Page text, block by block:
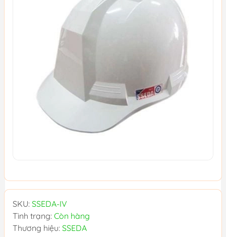
SKU: SSEDA-IV
Tình trạng: Còn hàng
Thương hiệu: SSEDA